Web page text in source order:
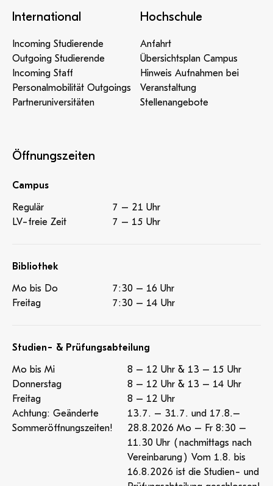
International
Incoming Studierende
Outgoing Studierende
Incoming Staff
Personalmobilität Outgoings
Partneruniversitäten
Hochschule
Anfahrt
Übersichtsplan Campus
Hinweis Aufnahmen bei
Veranstaltung
Stellenangebote
Öffnungszeiten
Campus
Regulär
7 – 21 Uhr
LV-freie Zeit
7 – 15 Uhr
Bibliothek
Mo bis Do
7:30 – 16 Uhr
Freitag
7:30 – 14 Uhr
Studien- & Prüfungsabteilung
Mo bis Mi
8 – 12 Uhr & 13 – 15 Uhr
Donnerstag
8 – 12 Uhr & 13 – 14 Uhr
Freitag
8 – 12 Uhr
Achtung: Geänderte
Sommeröffnungszeiten!
13.7. – 31.7. und 17.8.–
28.8.2026 Mo – Fr 8:30 –
11.30 Uhr (nachmittags nach
Vereinbarung) Vom 1.8. bis
16.8.2026 ist die Studien- und